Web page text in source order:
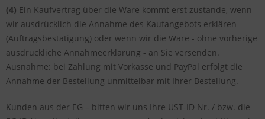
(4) Ein Kaufvertrag über die Ware kommt erst zustande, wenn
wir ausdrücklich die Annahme des Kaufangebots erklären
(Auftragsbestätigung) oder wenn wir die Ware - ohne vorherige
ausdrückliche Annahmeerklärung - an Sie versenden.
Ausnahme: bei Zahlung mit Vorkasse und PayPal erfolgt die
Annahme der Bestellung unmittelbar mit Ihrer Bestellung.
Kunden aus der EG – bitten wir uns Ihre UST-ID Nr. / bzw. die